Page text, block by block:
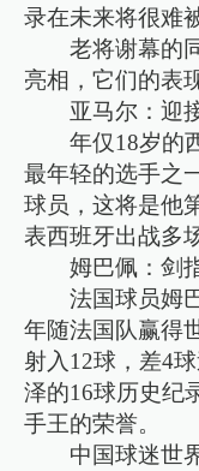
录在未来将很难
老将谢幕的
亮相，它们的表
亚马尔：迎
年仅18岁的
最年轻的选手之
球员，这将是他
表西班牙出战多
姆巴佩：剑
法国球员姆
年随法国队赢得
射入12球，差4
泽的16球历史纪
手王的荣誉。
中国球迷世